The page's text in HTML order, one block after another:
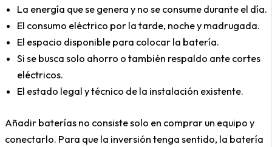
La energía que se genera y no se consume durante el día.
El consumo eléctrico por la tarde, noche y madrugada.
El espacio disponible para colocar la batería.
Si se busca solo ahorro o también respaldo ante cortes
eléctricos.
El estado legal y técnico de la instalación existente.
Añadir baterías no consiste solo en comprar un equipo y
conectarlo. Para que la inversión tenga sentido, la batería